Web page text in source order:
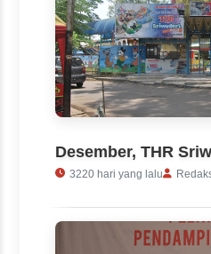
Desember, THR
3220 hari yang lalu